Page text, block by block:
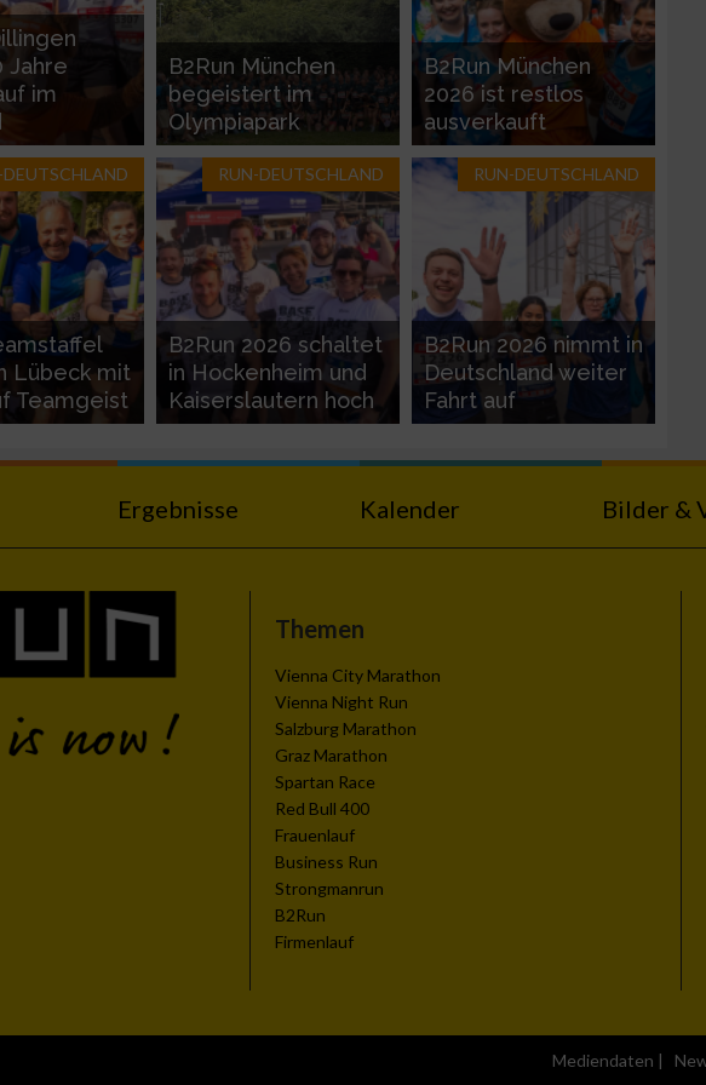
Jahre
im
B2Run München
begeistert im
Olympiapark
B2Run München
2026 ist restlos
ausverkauft
DEUTSCHLAND
Lübeck mit
Teamgeist
RUN-DEUTSCHLAND
B2Run 2026 schaltet
in Hockenheim und
Kaiserslautern hoch
RUN-DEUTSCHLAND
B2Run 2026 nimmt in
Deutschland weiter
Fahrt auf
Ergebnisse Kalender Bilder &
Themen
Vienna City Marathon
Vienna Night Run
Salzburg Marathon
Graz Marathon
Spartan Race
Red Bull 400
Frauenlauf
Business Run
Strongmanrun
B2Run
Firmenlauf
Mediendaten |
identifizieren